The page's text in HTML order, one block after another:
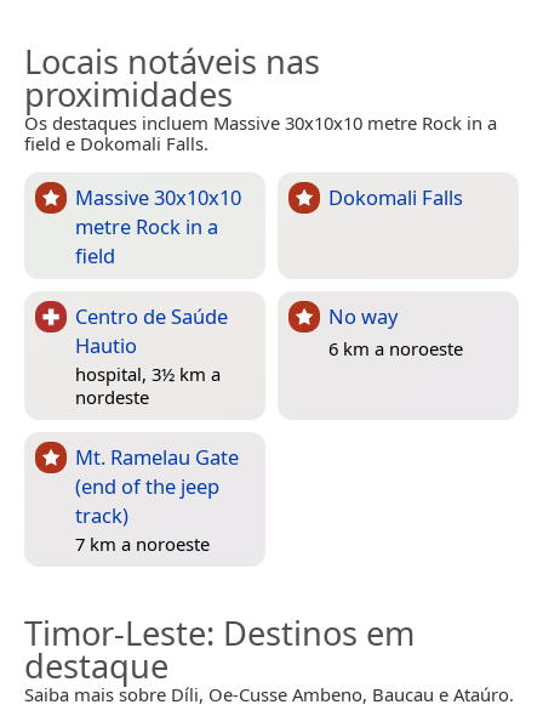
Locais notáveis nas
proximidades
Os destaques incluem Massive 30x10x10 metre Rock in a
field e Dokomali Falls.
Massive 30x10x10
metre Rock in a
field
Dokomali Falls
Centro de Saúde
Hautio
hospital, 3½ km a
nordeste
No way
6 km a noroeste
Mt. Ramelau Gate
(end of the jeep
track)
7 km a noroeste
Timor-Leste: Destinos em
destaque
Saiba mais sobre Díli, Oe-Cusse Ambeno, Baucau e Ataúro.